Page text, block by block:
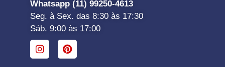
Whatsapp (11) 99250-4613
Seg. à Sex. das 8:30 às 17:30
Sáb. 9:00 às 17:00